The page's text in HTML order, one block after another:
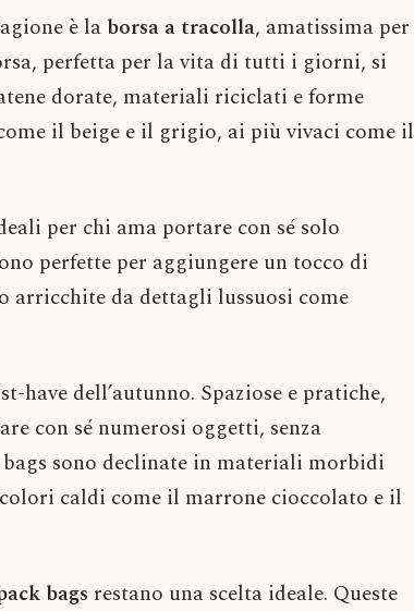
è la borsa a tracolla, amatissima per
perfetta per la vita di tutti i giorni, si
dorate, materiali riciclati e forme
il beige e il grigio, ai più vivaci come il
per chi ama portare con sé solo
perfette per aggiungere un tocco di
arricchite da dettagli lussuosi come
have dell’autunno. Spaziose e pratiche,
con sé numerosi oggetti, senza
sono declinate in materiali morbidi
caldi come il marrone cioccolato e il
bags restano una scelta ideale. Queste